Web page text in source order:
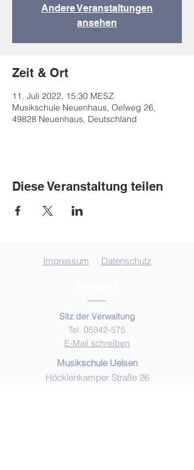
Andere Veranstaltungen
ansehen
Zeit & Ort
11. Juli 2022, 15:30 MESZ
Musikschule Neuenhaus, Oelweg 26,
49828 Neuenhaus, Deutschland
Diese Veranstaltung teilen
Impressum Datenschutz
Sitz der Verwaltung
Tel. 05942-575
E-Mail schreiben
Musikschule Uelsen
Höcklenkamper Straße 26